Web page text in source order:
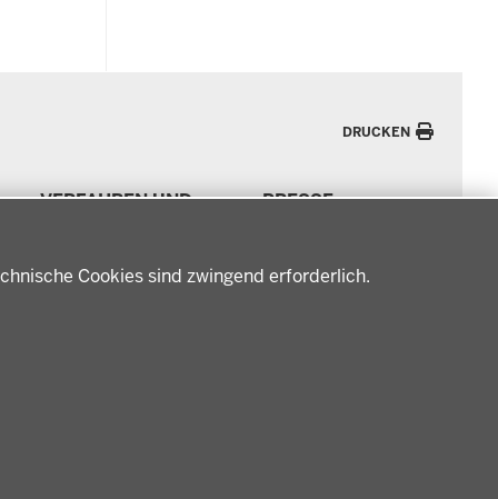
Cookies sind zwingend erforderlich.
DRUCKEN
VERFAHREN UND
Verfahrensübersichten
PRESSE